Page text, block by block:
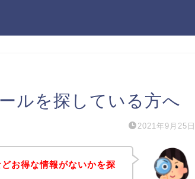
ルを探している方へ
2021年9月25日
お得な情報がないかを探